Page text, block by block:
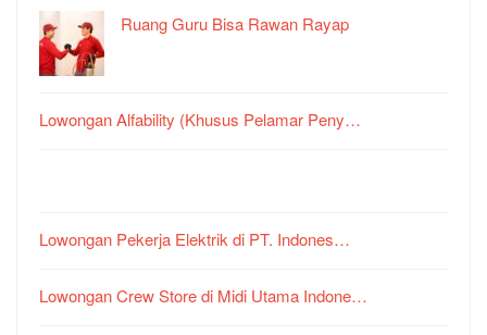
Ruang Guru Bisa Rawan Rayap
Lowongan Alfability (Khusus Pelamar Peny…
Lowongan Pekerja Elektrik di PT. Indones…
Lowongan Crew Store di Midi Utama Indone…